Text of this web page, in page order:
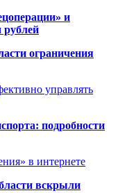
и
ограничения
управлять
подробности
в интернете
вскрыли